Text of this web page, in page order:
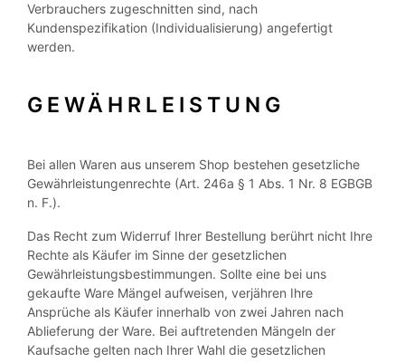
Verbrauchers zugeschnitten sind, nach
Kundenspezifikation (Individualisierung) angefertigt
werden.
GEWÄHRLEISTUNG
Bei allen Waren aus unserem Shop bestehen gesetzliche
Gewährleistungenrechte (Art. 246a § 1 Abs. 1 Nr. 8 EGBGB
n. F.).
Das Recht zum Widerruf Ihrer Bestellung berührt nicht Ihre
Rechte als Käufer im Sinne der gesetzlichen
Gewährleistungsbestimmungen. Sollte eine bei uns
gekaufte Ware Mängel aufweisen, verjähren Ihre
Ansprüche als Käufer innerhalb von zwei Jahren nach
Ablieferung der Ware. Bei auftretenden Mängeln der
Kaufsache gelten nach Ihrer Wahl die gesetzlichen